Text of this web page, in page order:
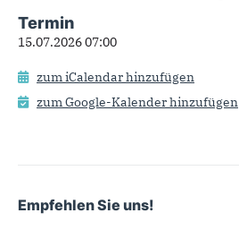
Termin
15.07.2026 07:00
zum iCalendar hinzufügen
zum Google-Kalender hinzufügen
Empfehlen Sie uns!